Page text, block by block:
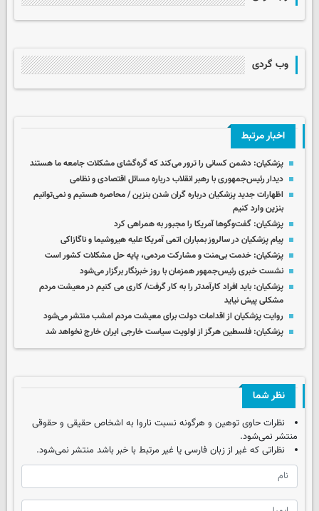
وب گردی
اخبار مرتبط
پزشکیان: دشمن کسانی را ترور می‌کند که گره‌گشای مشکلات جامعه ما هستند
دیدار رئیس‌جمهوری با رهبر انقلاب درباره مسائل اقتصادی و نظامی
اظهارات جدید پزشکیان درباره گران شدن بنزین / محاصره هستیم و نمی‌توانیم
بنزین وارد کنیم
پزشکیان: گفت‌وگوها آمریکا را مجبور به همراهی کرد
پیام پزشکیان در سالروز بمباران اتمی آمریکا علیه هیروشیما و ناگازاکی
پزشکیان: خدمت بی‌منت و مشارکت مردمی، پایه حل مشکلات کشور است
نشست خبری رئیس‌جمهور همزمان با روز خبرنگار برگزار می‌شود
پزشکیان: باید افراد کارآمدتر را به کار گرفت/ کاری می کنیم در معیشت مردم
مشکلی پیش نیاید
روایت پزشکیان از اقدامات دولت برای معیشت مردم امشب منتشر می‌شود
پزشکیان: فلسطین هرگز از اولویت سیاست خارجی ایران خارج نخواهد شد
نظر شما
نظرات حاوی توهین و هرگونه نسبت ناروا به اشخاص حقیقی و حقوقی
منتشر نمی‌شود.
نظراتی که غیر از زبان فارسی یا غیر مرتبط با خبر باشد منتشر نمی‌شود.